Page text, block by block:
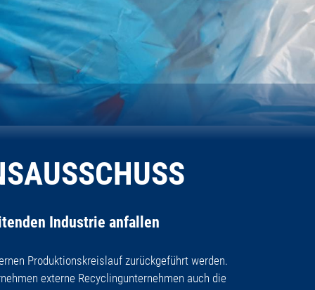
Industrie anfallen
Produktionskreislauf zurückgeführt werden.
externe Recyclingunternehmen auch die